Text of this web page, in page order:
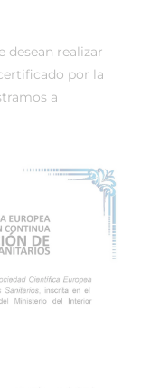
desean realizar
por la
a